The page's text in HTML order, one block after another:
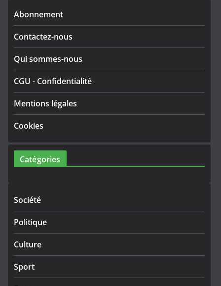
Abonnement
Contactez-nous
Qui sommes-nous
CGU - Confidentialité
Mentions légales
Cookies
Catégories
Société
Politique
Culture
Sport